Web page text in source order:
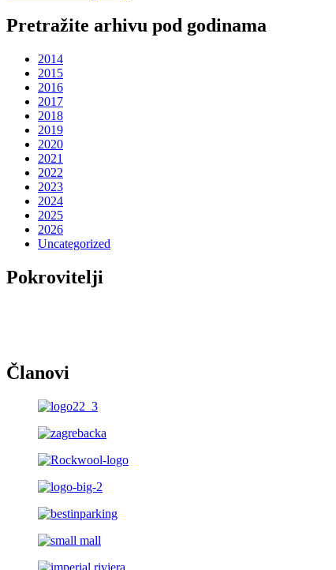
Pretražite arhivu pod godinama
2014
2015
2016
2017
2018
2019
2020
2021
2022
2023
2024
2025
2026
Uncategorized
Pokrovitelji
Članovi